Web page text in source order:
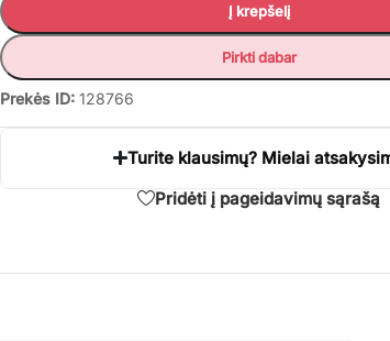
Į krepšelį
Pirkti dabar
Prekės ID: 128766
Turite klausimų? Mielai
Pridėti į pageidavimų sąrašą